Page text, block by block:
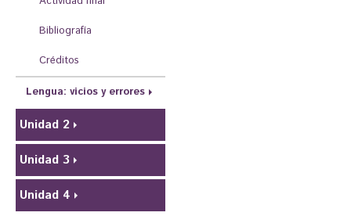
Bibliografía
Créditos
Lengua: vicios y errores
Unidad 2
Unidad 3
Unidad 4